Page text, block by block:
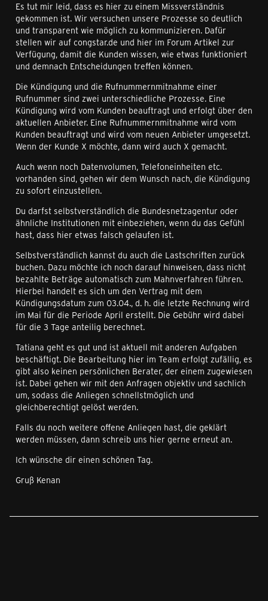
Es tut mir leid, dass es hier zu einem Missverständnis
gekommen ist. Wir versuchen unsere Prozesse so deutlich
und transparent wie möglich zu kommunizieren. Dafür
stellen wir auf congstar.de und hier im Forum Artikel zur
Verfügung, damit die Kunden wissen, wie etwas funktioniert
und demnach Entscheidungen treffen können.
Die Kündigung und die Rufnummernmitnahme einer
Rufnummer sind zwei unterschiedliche Prozesse. Eine
Kündigung wird vom Kunden beauftragt und erfolgt über den
aktuellen Anbieter. Eine Rufnummernmitnahme wird vom
Kunden beauftragt und wird vom neuen Anbieter umgesetzt.
Wenn der Kunde X möchte, dann wird auch X gemacht.
Auch wenn noch Datenvolumen, Telefoneinheiten etc.
vorhanden sind, gehen wir dem Wunsch nach, die Kündigung
zu sofort einzustellen.
Du darfst selbstverständlich die Bundesnetzagentur oder
ähnliche Institutionen mit einbeziehen, wenn du das Gefühl
hast, dass hier etwas falsch gelaufen ist.
Selbstverständlich kannst du auch die Lastschriften zurück
buchen. Dazu möchte ich noch darauf hinweisen, dass nicht
bezahlte Beträge automatisch zum Mahnverfahren führen.
Hierbei handelt es sich um den Vertrag mit dem
Kündigungsdatum zum 03.04., d. h. die letzte Rechnung wird
im Mai für die Periode April erstellt. Die Gebühr wird dabei
für die 3 Tage anteilig berechnet.
Tatiana geht es gut und ist aktuell mit anderen Aufgaben
beschäftigt. Die Bearbeitung hier im Team erfolgt zufällig, es
gibt also keinen persönlichen Berater, der einem zugewiesen
ist. Dabei gehen wir mit den Anfragen objektiv und sachlich
um, sodass die Anliegen schnellstmöglich und
gleichberechtigt gelöst werden.
Falls du noch weitere offene Anliegen hast, die geklärt
werden müssen, dann schreib uns hier gerne erneut an.
Ich wünsche dir einen schönen Tag.
Gruß Kenan